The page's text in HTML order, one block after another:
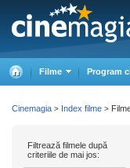
Filme Program
Filtrează filmele după
criteriile de mai jos:
Cinemagia > Index filme >